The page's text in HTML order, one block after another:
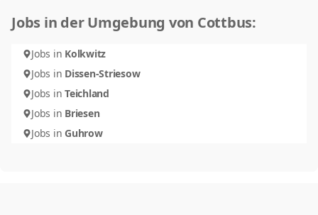
Jobs in der Umgebung von Cottbus:
Jobs in Kolkwitz
Jobs in Dissen-Striesow
Jobs in Teichland
Jobs in Briesen
Jobs in Guhrow